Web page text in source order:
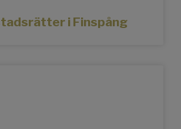
i Finspång